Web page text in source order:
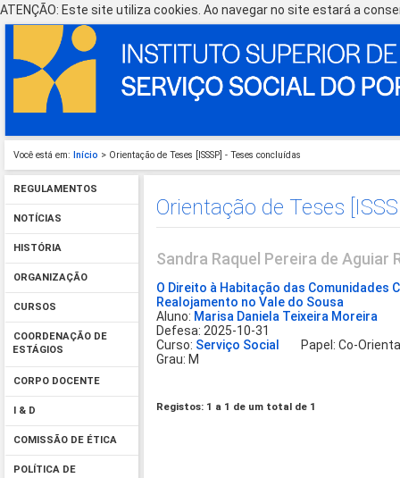
ATENÇÃO: Este site utiliza cookies. Ao navegar no site estará a
Você está em: Início > Orientação de Teses [ISSSP] - Teses concluídas
REGULAMENTOS
NOTÍCIAS
HISTÓRIA
ORGANIZAÇÃO
CURSOS
COORDENAÇÃO DE
ESTÁGIOS
CORPO DOCENTE
I & D
COMISSÃO DE ÉTICA
POLÍTICA DE
Orientação de Teses
Sandra Raquel Pereira de Aguiar
O Direito à Habitação das Comunidades
Realojamento no Vale do Sousa
Aluno: Marisa Daniela Teixeira Moreira
Defesa: 2025-10-31
Curso: Serviço Social
Papel: Co-
Grau: M
Registos: 1 a 1 de um total de 1